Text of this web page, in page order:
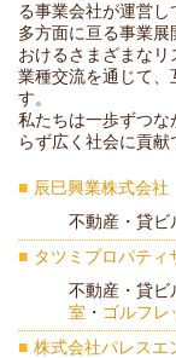
る事業会社が運営し
多方面に亘る事業
おけるさまざまな
業種交流を通じて、
す。
私たちは一歩ずつ
らず広く社会に貢献
辰巳興業株式会社
不動産・貸ビ
タツミプロパティ
不動産・貸ビ
室 ・ ゴルフレ
株式会社パレスエ